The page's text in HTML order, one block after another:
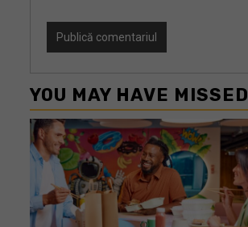
YOU MAY HAVE MISSED